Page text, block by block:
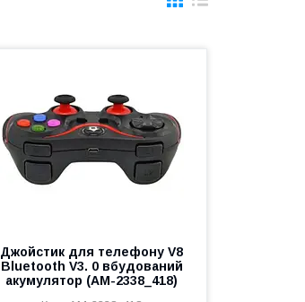
Джойстик для телефону V8
Bluetooth V3. 0 вбудований
акумулятор (AM-2338_418)